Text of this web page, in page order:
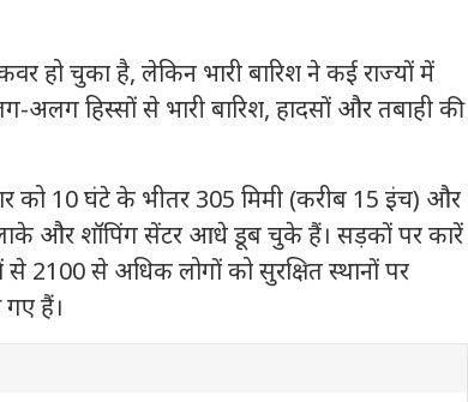
हो चुका है, लेकिन भारी बारिश ने कई राज्यों में
हिस्सों से भारी बारिश, हादसों और तबाही की
को 10 घंटे के भीतर 305 मिमी (करीब 15 इंच) और
और शॉपिंग सेंटर आधे डूब चुके हैं। सड़कों पर कारें
से 2100 से अधिक लोगों को सुरक्षित स्थानों पर
हैं।